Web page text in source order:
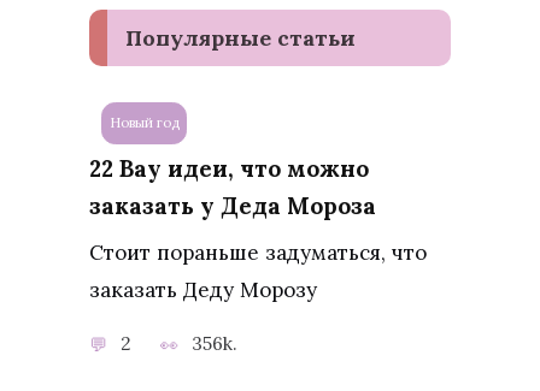
Популярные статьи
Новый год
22 Вау идеи, что можно
заказать у Деда Мороза
Стоит пораньше задуматься, что
заказать Деду Морозу
2 356k.